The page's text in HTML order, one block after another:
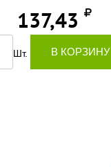
137,43
Шт. В КОРЗИНУ